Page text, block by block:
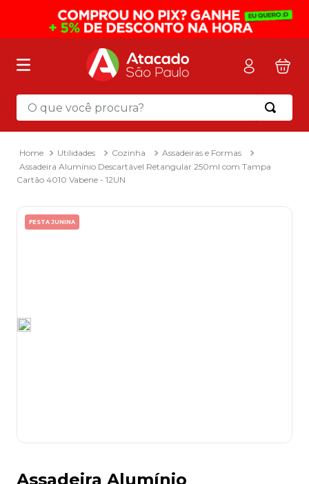
O que você procura?
Utilidades Cozinha
Assadeiras e Formas
Assadeira Alumínio Descartável Retangular 250ml com Tampa
Cartão 4010 Vabene - 12UN
FESTA JUNINA
Assadeira Alumínio
Termos mais buscados
mochila
2º sacola
4º papel toalha
8